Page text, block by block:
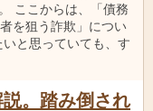
ここからは、「債務
を狙う詐欺」につい
と思っていても、す
。踏み倒され